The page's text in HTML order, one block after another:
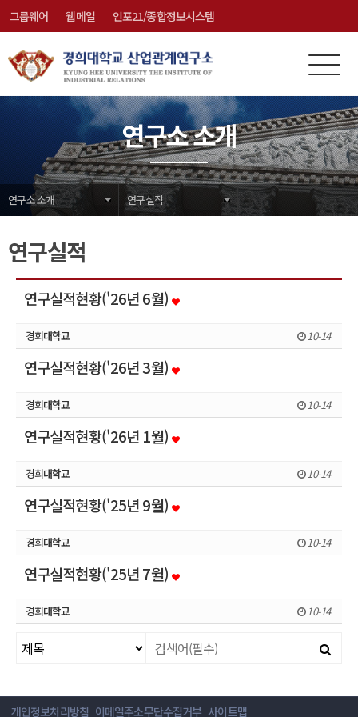
그룹웨어 웹메일 인포21/종합정보시스템
전
체
메
뉴
메
뉴
닫
기
연구소 소개
연구소 소개 연구실적
연구실적
연구실적현황('26년 6월)
경희대학교 10-14
연구실적현황('26년 3월)
경희대학교 10-14
연구실적현황('26년 1월)
경희대학교 10-14
연구실적현황('25년 9월)
경희대학교 10-14
연구실적현황('25년 7월)
경희대학교 10-14
개인정보처리방침 이메일주소무단수집거부 사이트맵